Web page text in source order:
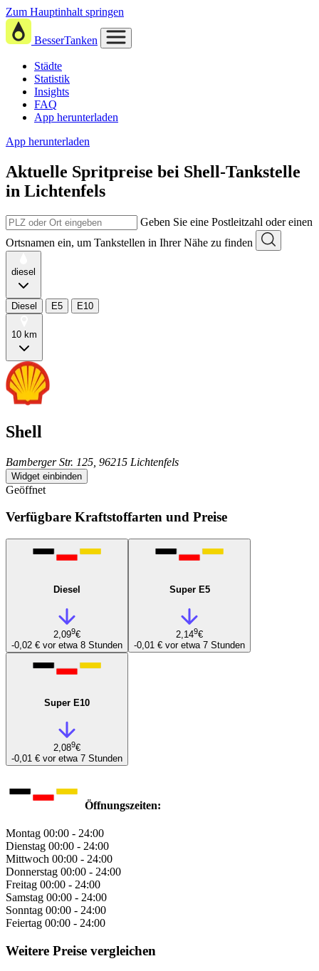
Zum Hauptinhalt springen
BesserTanken
Städte
Statistik
Insights
FAQ
App herunterladen
App herunterladen
Aktuelle Spritpreise bei Shell-Tankstelle
in Lichtenfels
Geben Sie eine Postleitzahl oder einen
Ortsnamen ein, um Tankstellen in Ihrer Nähe zu finden
diesel
Diesel E5 E10
10 km
Shell
Bamberger Str. 125, 96215 Lichtenfels
Widget einbinden
Geöffnet
Verfügbare Kraftstoffarten und Preise
Diesel
2,099€
-0,02 € vor etwa 8 Stunden
Super E5
2,149€
-0,01 € vor etwa 7 Stunden
Super E10
2,089€
-0,01 € vor etwa 7 Stunden
Öffnungszeiten:
Montag 00:00 - 24:00
Dienstag 00:00 - 24:00
Mittwoch 00:00 - 24:00
Donnerstag 00:00 - 24:00
Freitag 00:00 - 24:00
Samstag 00:00 - 24:00
Sonntag 00:00 - 24:00
Feiertag 00:00 - 24:00
Weitere Preise vergleichen